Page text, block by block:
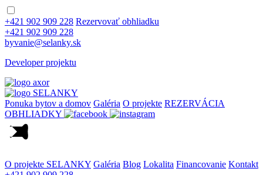
+421 902 909 228 Rezervovať obhliadku
+421 902 909 228
byvanie@selanky.sk
Developer projektu
Ponuka bytov a domov Galéria O projekte REZERVÁCIA
OBHLIADKY
O projekte SELANKY Galéria Blog Lokalita Financovanie Kontakt